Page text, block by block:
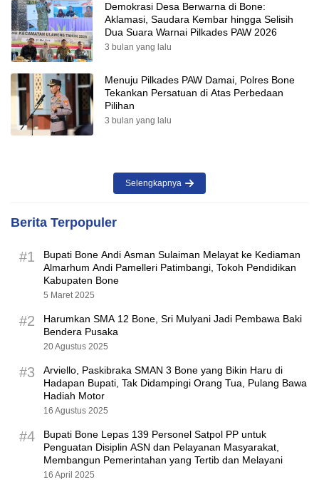
Demokrasi Desa Berwarna di Bone:
Aklamasi, Saudara Kembar hingga Selisih
Dua Suara Warnai Pilkades PAW 2026
3 bulan yang lalu
Menuju Pilkades PAW Damai, Polres Bone
Tekankan Persatuan di Atas Perbedaan
Pilihan
3 bulan yang lalu
Selengkapnya
Berita Terpopuler
#1
Bupati Bone Andi Asman Sulaiman Melayat ke Kediaman
Almarhum Andi Pamelleri Patimbangi, Tokoh Pendidikan
Kabupaten Bone
5 Maret 2025
#2
Harumkan SMA 12 Bone, Sri Mulyani Jadi Pembawa Baki
Bendera Pusaka
20 Agustus 2025
#3
Arviello, Paskibraka SMAN 3 Bone yang Bikin Haru di
Hadapan Bupati, Tak Didampingi Orang Tua, Pulang Bawa
Hadiah Motor
16 Agustus 2025
#4
Bupati Bone Lepas 139 Personel Satpol PP untuk
Penguatan Disiplin ASN dan Pelayanan Masyarakat,
Membangun Pemerintahan yang Tertib dan Melayani
16 April 2025